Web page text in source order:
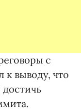
с
выводу, что